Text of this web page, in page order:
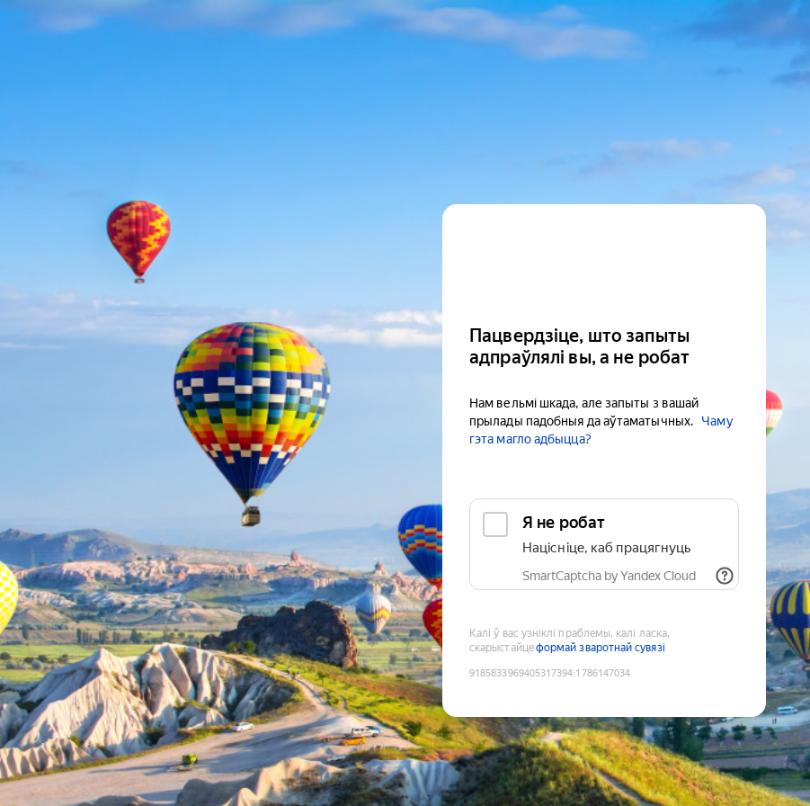
Пацвердзіце, што запыты
адпраўлялі вы, а не робат
Нам вельмі шкада, але запыты з вашай
прылады падобныя да аўтаматычных.
Чаму
гэта магло адбыцца?
Я не робат
Націсніце, каб працягнуць
SmartCaptcha by Yandex Cloud
Калі ў вас узніклі праблемы, калі ласка,
скарыстайцеформай зваротнай сувязі
9185833969405317394:1786147034